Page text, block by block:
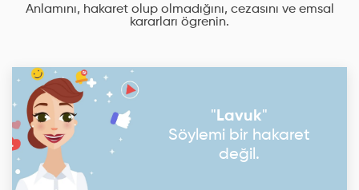
Anlamını, hakaret olup olmadığını, cezasını ve emsal
kararları ögrenin.
"Lavuk"
Söylemi bir hakaret
değil.